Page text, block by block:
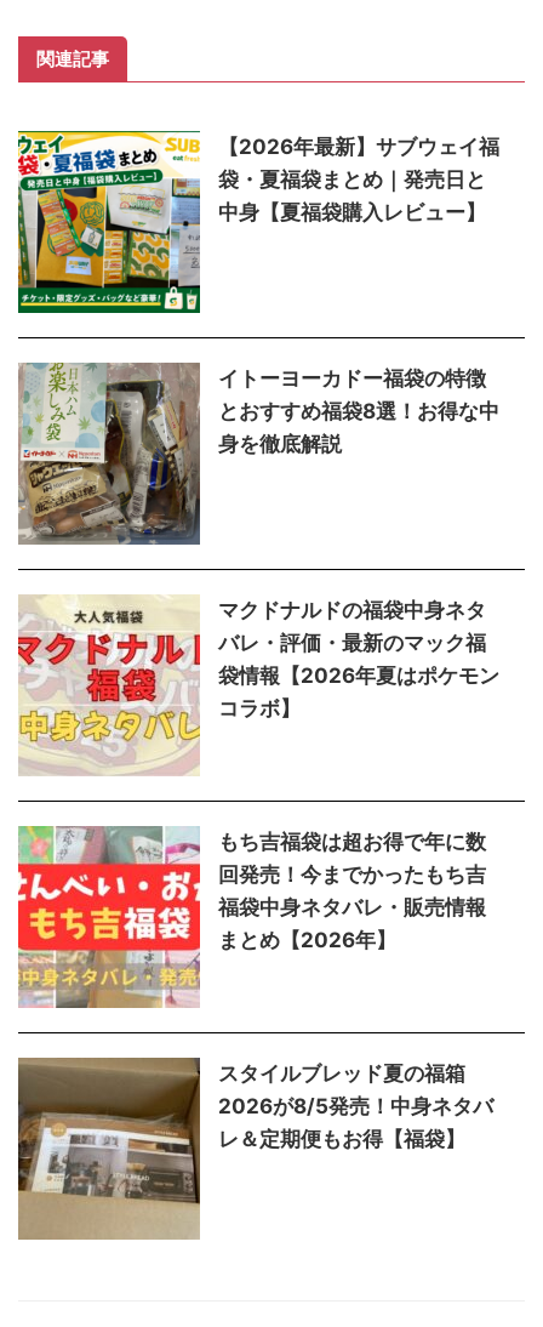
関連記事
【2026年最新】サブウェイ福
袋・夏福袋まとめ｜発売日と
中身【夏福袋購入レビュー】
イトーヨーカドー福袋の特徴
とおすすめ福袋8選！お得な中
身を徹底解説
マクドナルドの福袋中身ネタ
バレ・評価・最新のマック福
袋情報【2026年夏はポケモン
コラボ】
もち吉福袋は超お得で年に数
回発売！今までかったもち吉
福袋中身ネタバレ・販売情報
まとめ【2026年】
スタイルブレッド夏の福箱
2026が8/5発売！中身ネタバ
レ＆定期便もお得【福袋】